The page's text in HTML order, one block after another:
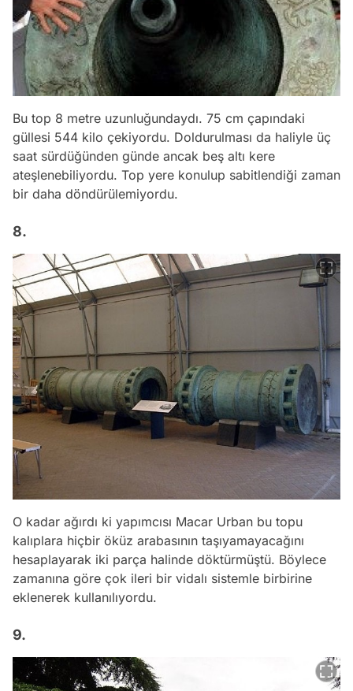
Bu top 8 metre uzunluğundaydı. 75 cm çapındaki
güllesi 544 kilo çekiyordu. Doldurulması da haliyle üç
saat sürdüğünden günde ancak beş altı kere
ateşlenebiliyordu. Top yere konulup sabitlendiği zaman
bir daha döndürülemiyordu.
8.
O kadar ağırdı ki yapımcısı Macar Urban bu topu
kalıplara hiçbir öküz arabasının taşıyamayacağını
hesaplayarak iki parça halinde döktürmüştü. Böylece
zamanına göre çok ileri bir vidalı sistemle birbirine
eklenerek kullanılıyordu.
9.